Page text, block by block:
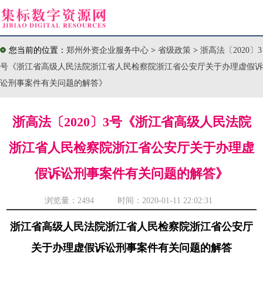
您当前的位置： 郑州外资企业服务中心 > 省级政策 > 浙高法〔2020〕3
号《浙江省高级人民法院浙江省人民检察院浙江省公安厅关于办理虚假诉
讼刑事案件有关问题的解答》
浙高法〔2020〕3号《浙江省高级人民法院
浙江省人民检察院浙江省公安厅关于办理虚
假诉讼刑事案件有关问题的解答》
浏览量： 2494 时间：2020-01-11 22:02:31
浙江省高级人民法院浙江省人民检察院浙江省公安厅
关于办理虚假诉讼刑事案件有关问题的解答